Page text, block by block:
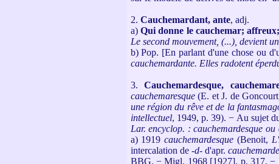
2. Cauchemardant, ante, adj.
a) Qui donne le cauchemar;
Le second mouvement, (...), devient
b) Pop. [En parlant d'une chose ou
cauchemardante. Elles radotent
3. Cauchemardesque,
cauchemaresque(E. et J. de
une région du rêve et de la
intellectuel, 1949, p. 39). − Au sujet
Lar. encyclop. : cauchemardesque ou
a) 1919cauchemardesque (Benoit,
intercalation de -d- d'apr.
BBG. − Migl. 1968 [1927], p. 317. −